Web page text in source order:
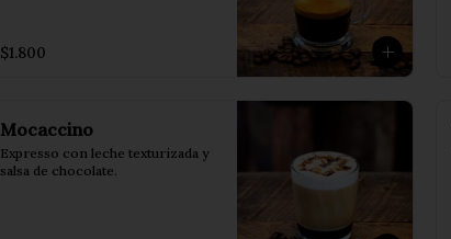
$1.800
Mocaccino
Expresso con leche texturizada y
salsa de chocolate.